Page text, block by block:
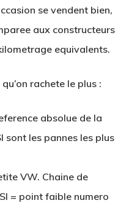
se vendent bien,
aux constructeurs
equivalents.
rachete le plus :
absolue de la
sont les pannes les plus
VW. Chaine de
= point faible numero